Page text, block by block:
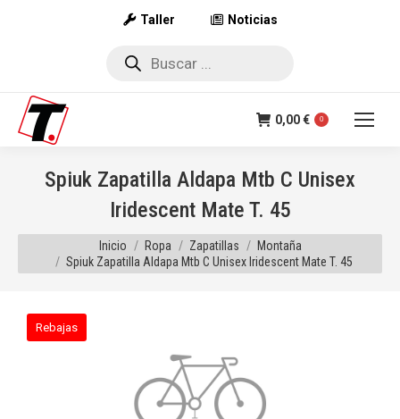
Taller Noticias
Búsqueda
0,00€ 0
Spiuk Zapatilla Aldapa Mtb C Unisex
Iridescent Mate T. 45
Estás aquí:
Inicio Ropa Zapatillas
Montaña
Spiuk Zapatilla Aldapa Mtb C Unisex Iridescent Mate T. 45
Rebajas